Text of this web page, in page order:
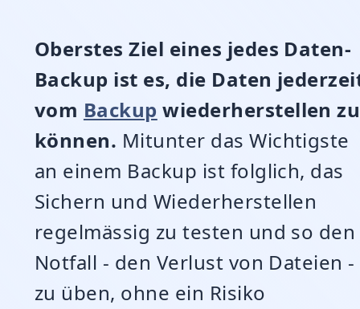
Oberstes Ziel eines jedes Daten-
Backup ist es, die Daten
vom Backup wiederherstellen zu
können. Mitunter das Wichtigste
an einem Backup ist folglich, das
Sichern und Wiederherstellen
regelmässig zu testen und so den
Notfall - den Verlust von Dateien -
zu üben, ohne ein Risiko